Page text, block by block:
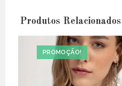
Produtos Relacionados
PROMOÇÃO!